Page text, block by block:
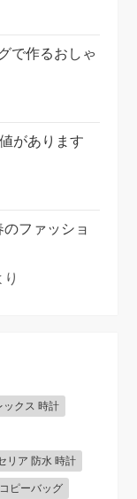
で作るおしゃ
があります
ファッショ
り
ックス 時計
リア 防水 時計
コピーバッグ